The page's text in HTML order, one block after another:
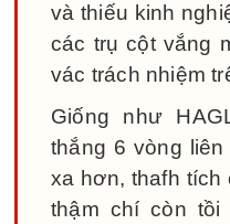
và thiếu kinh
các trụ cột vắng
vác trách nhiệm
Giống như
thắng 6 vòng
xa hơn, thafh tích
thậm chí còn tồi